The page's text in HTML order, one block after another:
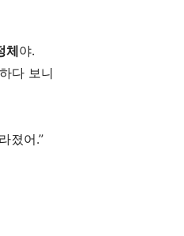
체야.
다 보니
졌어.”